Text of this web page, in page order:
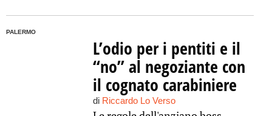
PALERMO
L’odio per i pentiti e il
“no” al negoziante con
il cognato carabiniere
di Riccardo Lo Verso